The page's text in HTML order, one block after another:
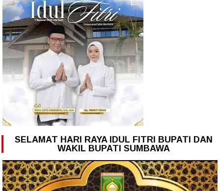
SELAMAT HARI RAYA IDUL FITRI BUPATI DAN
WAKIL BUPATI SUMBAWA